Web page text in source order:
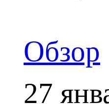
Обзор
27